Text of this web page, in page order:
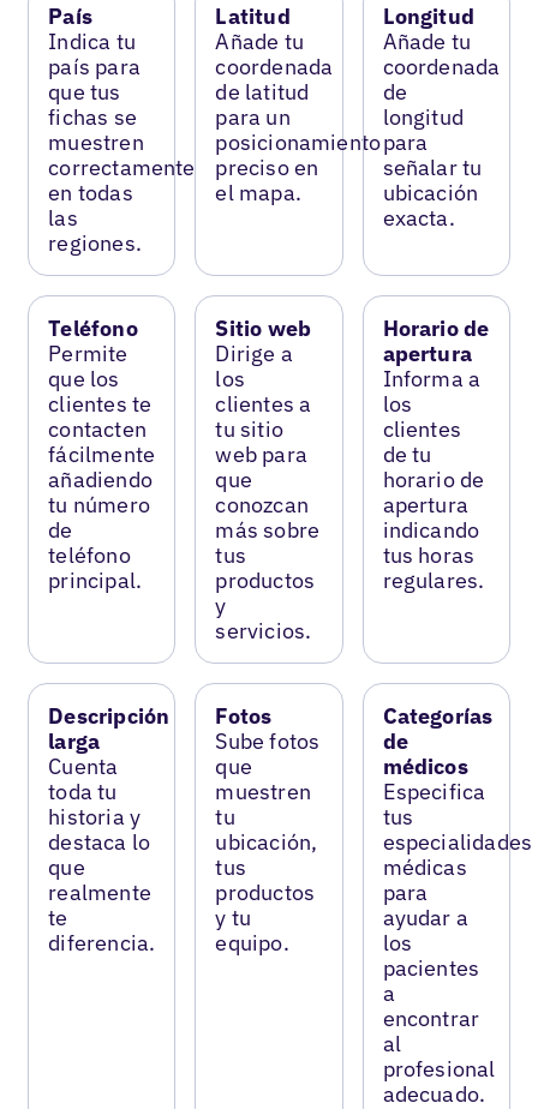
País
Indica tu
país para
que tus
fichas se
muestren
correctamente
en todas
las
regiones.
Latitud
Añade tu
coordenada
de latitud
para un
posicionamiento
preciso en
el mapa.
Longitud
Añade tu
coordenada
de
longitud
para
señalar tu
ubicación
exacta.
Teléfono
Permite
que los
clientes te
contacten
fácilmente
añadiendo
tu número
de
teléfono
principal.
Sitio web
Dirige a
los
clientes a
tu sitio
web para
que
conozcan
más sobre
tus
productos
y
servicios.
Horario de
apertura
Informa a
los
clientes
de tu
horario de
apertura
indicando
tus horas
regulares.
Descripción
larga
Cuenta
toda tu
historia y
destaca lo
que
realmente
te
diferencia.
Fotos
Sube fotos
que
muestren
tu
ubicación,
tus
productos
y tu
equipo.
Categorías
de
médicos
Especifica
tus
especialidades
médicas
para
ayudar a
los
pacientes
a
encontrar
al
profesional
adecuado.